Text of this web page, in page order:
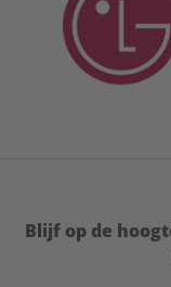
Blijf op de